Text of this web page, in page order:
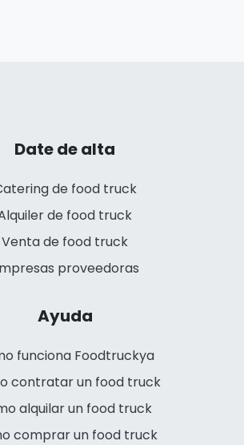
Date de alta
de food truck
de food truck
Venta de food truck
proveedoras
Ayuda
funciona Foodtruckya
contratar un food truck
alquilar un food truck
comprar un food truck